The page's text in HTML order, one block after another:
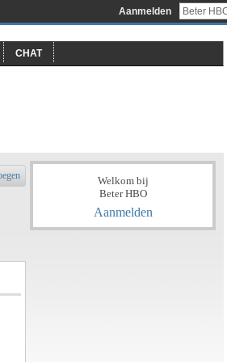
Aanmelden
CHAT
Welkom bij
Beter HBO
Aanmelden